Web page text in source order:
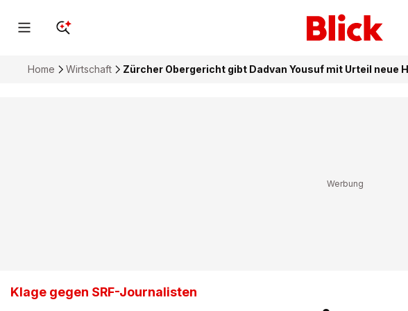
Home Wirtschaft Zürcher Obergericht gibt Dadvan Yousuf mit Urteil neue
Klage gegen SRF-Journalisten